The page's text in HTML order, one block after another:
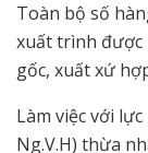
Toàn bộ số
xuất trình được
gốc, xuất xứ
Làm việc với
Ng.V.H) thừa